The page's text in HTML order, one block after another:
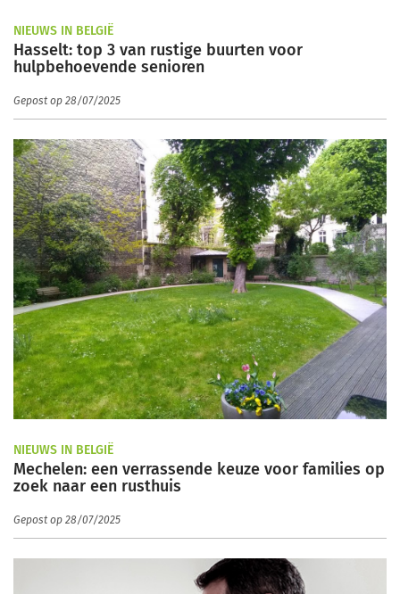
NIEUWS IN BELGIË
Hasselt: top 3 van rustige buurten voor
hulpbehoevende senioren
Gepost op 28/07/2025
NIEUWS IN BELGIË
Mechelen: een verrassende keuze voor families op
zoek naar een rusthuis
Gepost op 28/07/2025